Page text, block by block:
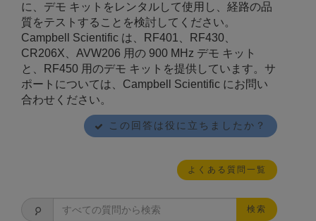
に、デモ キットをレンタルして使用し、経路の品
質をテストすることを検討してください。
Campbell Scientific は、RF401、RF430、
CR206X、AVW206 用の 900 MHz デモ キット
と、RF450 用のデモ キットを提供しています。サ
ポートについては、Campbell Scientific にお問い
合わせください。
この回答は役に立ちましたか？
よくある質問一覧
検索